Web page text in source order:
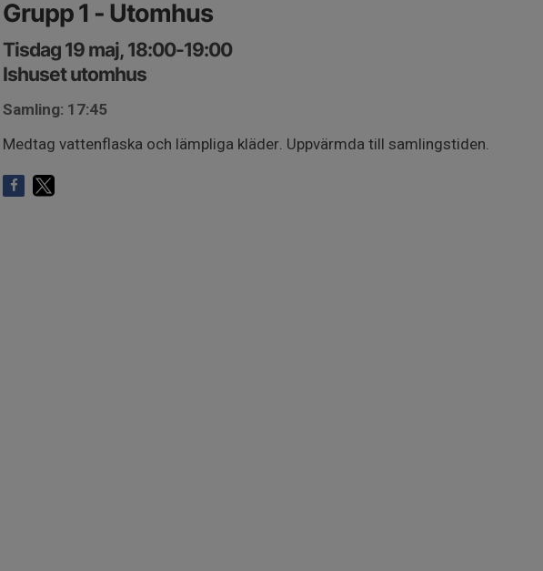
Grupp 1 - Utomhus
Tisdag 19 maj, 18:00-19:00
Ishuset utomhus
Samling: 17:45
Medtag vattenflaska och lämpliga kläder. Uppvärmda till samlingstiden.